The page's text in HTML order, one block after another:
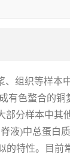
组织等样本
色螯合的
分样本中其
液)中总蛋
特性。目